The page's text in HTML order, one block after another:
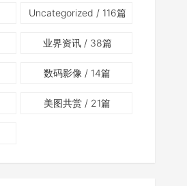
Uncategorized / 116篇
业界资讯/ 38篇
数码影像 / 14篇
美图共赏 / 21篇